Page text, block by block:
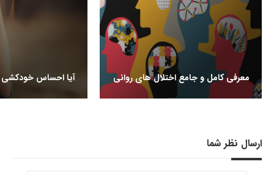
معرفی کامل و جامع اختلال های روانی آیا احساس خودکشی
ارسال نظر شما